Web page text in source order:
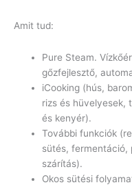
Amit tud:
Pure Steam.
gőzfejlesztő,
iCooking (hús,
rizs és hüvelyesek,
és kenyér).
További funkciók
sütés, fermentáció,
szárítás).
Okos sütési